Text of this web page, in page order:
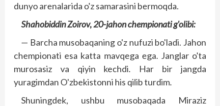
dunyo arenalarida o'z samarasini bermoqda.
Shahobiddin Zoirov, 20-jahon chempionati g'olibi:
— Barcha musobaqaning o'z nufuzi bo'ladi. Jahon
chempionati esa katta mavqega ega. Janglar o'ta
murosasiz va qiyin kechdi. Har bir jang­da
yuragimdan O'zbekistonni his qilib turdim.
Shuningdek, ushbu musobaqada Miraziz